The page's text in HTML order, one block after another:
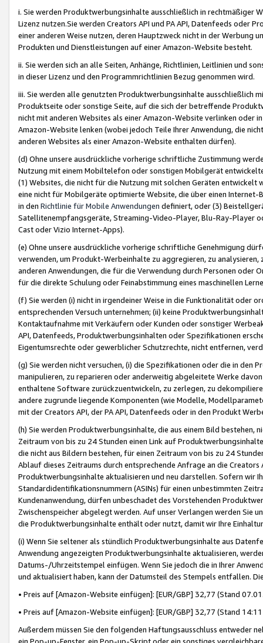
i. Sie werden Produktwerbungsinhalte ausschließlich in rechtmäßiger
Lizenz nutzen.Sie werden Creators API und PA API, Datenfeeds oder
einer anderen Weise nutzen, deren Hauptzweck nicht in der Werbung
Produkten und Dienstleistungen auf einer Amazon-Website besteht.
ii. Sie werden sich an alle Seiten, Anhänge, Richtlinien, Leitlinien und
in dieser Lizenz und den Programmrichtlinien Bezug genommen wird.
iii. Sie werden alle genutzten Produktwerbungsinhalte ausschließlich
Produktseite oder sonstige Seite, auf die sich der betreffende
nicht mit anderen Websites als einer Amazon-Website verlinken oder
Amazon-Website lenken (wobei jedoch Teile Ihrer Anwendung, die
anderen Websites als einer Amazon-Website enthalten dürfen).
(d) Ohne unsere ausdrückliche vorherige schriftliche Zustimmung
Nutzung mit einem Mobiltelefon oder sonstigen Mobilgerät
(1) Websites, die nicht für die Nutzung mit solchen Geräten
eine nicht für Mobilgeräte optimierte Website, die über einen
in den Richtlinie für Mobile Anwendungen definiert, oder (3)
Satellitenempfangsgeräte, Streaming-Video-Player, Blu-Ray-Player
Cast oder Vizio Internet-Apps).
(e) Ohne unsere ausdrückliche vorherige schriftliche Genehmigung
verwenden, um Produkt-Werbeinhalte zu aggregieren, zu
anderen Anwendungen, die für die Verwendung durch Personen
für die direkte Schulung oder Feinabstimmung eines maschinellen
(f) Sie werden (i) nicht in irgendeiner Weise in die Funktionalität oder
entsprechenden Versuch unternehmen; (ii) keine
Kontaktaufnahme mit Verkäufern oder Kunden oder sonstiger
API, Datenfeeds, Produktwerbungsinhalten oder Spezifikationen
Eigentumsrechte oder gewerblicher Schutzrechte, nicht entfernen,
(g) Sie werden nicht versuchen, (i) die Spezifikationen oder die in
manipulieren, zu reparieren oder anderweitig abgeleitete Werke
enthaltene Software zurückzuentwickeln, zu zerlegen, zu
andere zugrunde liegende Komponenten (wie Modelle,
mit der Creators API, der PA API, Datenfeeds oder in den Produkt
(h) Sie werden Produktwerbungsinhalte, die aus einem Bild bestehen,
Zeitraum von bis zu 24 Stunden einen Link auf
die nicht aus Bildern bestehen, für einen Zeitraum von bis zu 24
Ablauf dieses Zeitraums durch entsprechende Anfrage an die
Produktwerbungsinhalte aktualisieren und neu darstellen. Sofern wir
Standardidentifikationsnummern (ASINs) für einen unbestimmten
Kundenanwendung, dürfen unbeschadet des Vorstehenden
Zwischenspeicher abgelegt werden. Auf unser Verlangen werden Sie
die Produktwerbungsinhalte enthält oder nutzt, damit wir Ihre
(i) Wenn Sie seltener als stündlich Produktwerbungsinhalte aus
Anwendung angezeigten Produktwerbungsinhalte aktualisieren,
Datums-/Uhrzeitstempel einfügen. Wenn Sie jedoch die in Ihrer
und aktualisiert haben, kann der Datumsteil des Stempels entfallen.
• Preis auf [Amazon-Website einfügen]: [EUR/GBP] 32,77 (Stand
• Preis auf [Amazon-Website einfügen]: [EUR/GBP] 32,77 (Stand
Außerdem müssen Sie den folgenden Haftungsausschluss entweder
ein Pop-up-Fenster, ein Pop-up-Skript oder ein sonstiges